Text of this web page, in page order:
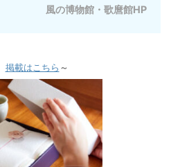
風の博物館・歌麿館HP
掲載はこちら ～